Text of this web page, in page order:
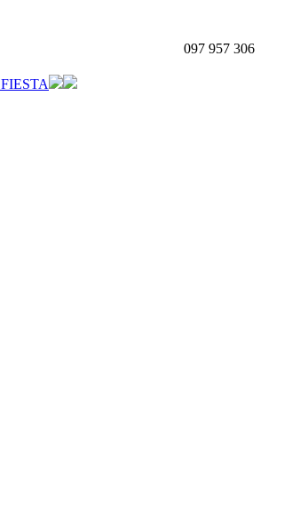
097 957 306
FIESTA